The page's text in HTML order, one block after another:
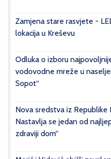
Zamjena stare rasvjete -
lokacija u Kreševu
Odluka o izboru
vodovodne mreže u
Sopot“
Nova sredstva iz Republike
Nastavlja se jedan od
zdraviji dom“